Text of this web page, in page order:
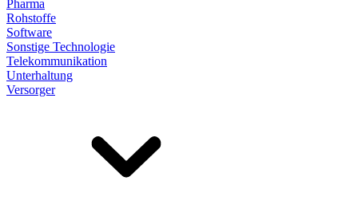
Pharma
Rohstoffe
Software
Sonstige Technologie
Telekommunikation
Unterhaltung
Versorger